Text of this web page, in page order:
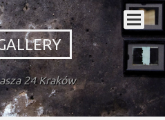
24 Kraków